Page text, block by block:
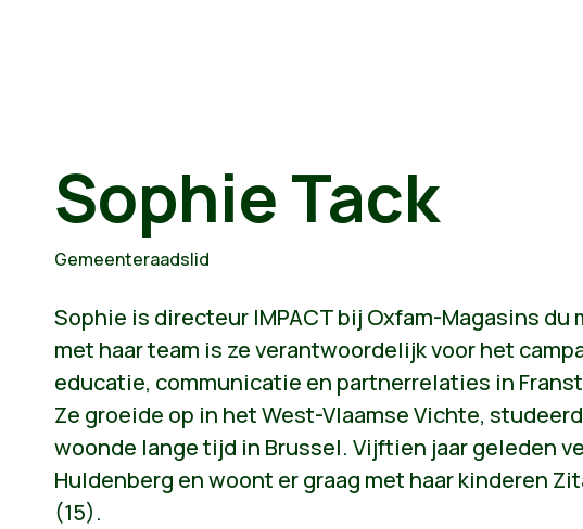
Sophie Tack
Gemeenteraadslid
Sophie is directeur IMPACT bij Oxfam-Magasins du
met haar team is ze verantwoordelijk voor het
educatie, communicatie en partnerrelaties in
Ze groeide op in het West-Vlaamse Vichte,
woonde lange tijd in Brussel. Vijftien jaar geleden
Huldenberg en woont er graag met haar kinderen
(15).